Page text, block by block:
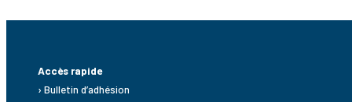
Accès rapide
› Bulletin d’adhésion